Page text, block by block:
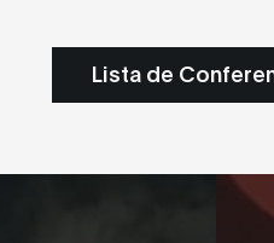
Lista de